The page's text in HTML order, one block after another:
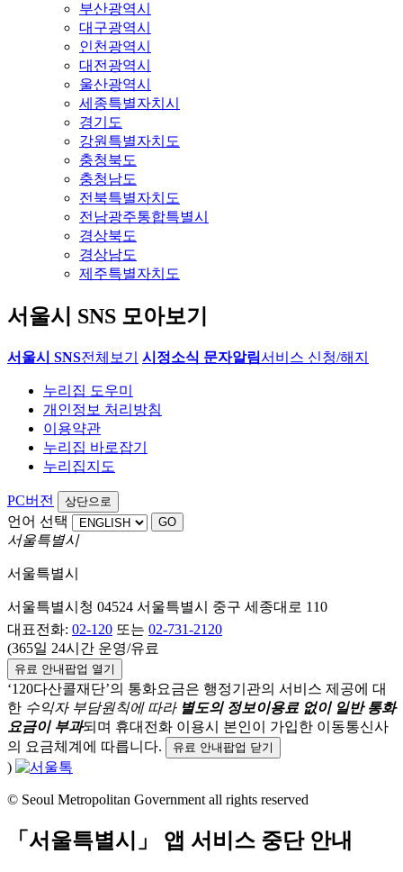
부산광역시
대구광역시
인천광역시
대전광역시
울산광역시
세종특별자치시
경기도
강원특별자치도
충청북도
충청남도
전북특별자치도
전남광주통합특별시
경상북도
경상남도
제주특별자치도
서울시 SNS 모아보기
서울시 SNS전체보기 시정소식 문자알림서비스 신청/해지
누리집 도우미
개인정보 처리방침
이용약관
누리집 바로잡기
누리집지도
PC버전 상단으로
언어 선택
서울특별시
서울특별시
서울특별시청 04524 서울특별시 중구 세종대로 110
대표전화: 02-120 또는 02-731-2120
(365일 24시간 운영/유료
유료 안내팝업 열기
‘120다산콜재단’의 통화요금은 행정기관의 서비스 제공에 대
한 수익자 부담원칙에 따라 별도의 정보이용료 없이 일반 통화
요금이 부과되며 휴대전화 이용시 본인이 가입한 이동통신사
의 요금체계에 따릅니다.
유료 안내팝업 닫기
)
© Seoul Metropolitan Government all rights reserved
「서울특별시」 앱 서비스 중단 안내